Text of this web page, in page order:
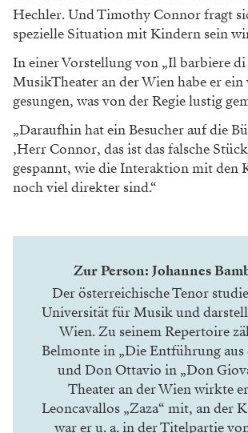
Hechler. Und Timothy Connor fragt
spezielle Situation mit Kindern sein
In einer Vorstellung von „Il barbiere
MusikTheater an der Wien habe er ein
gesungen, was von der Regie lustig
„Daraufhin hat ein Besucher auf die
‚Herr Connor, das ist das falsche
gespannt, wie die Interaktion mit den
noch viel direkter sind.“
Zur Person: Johannes
Der österreichische Tenor
Universität für Musik und
Wien. Zu seinem Repertoire
Belmonte in „Die Entführung aus
und Don Ottavio in „Don
Theater an der Wien wirkte
Leoncavallos „Zaza“ mit, an der
war er u. a. in der Titelpartie